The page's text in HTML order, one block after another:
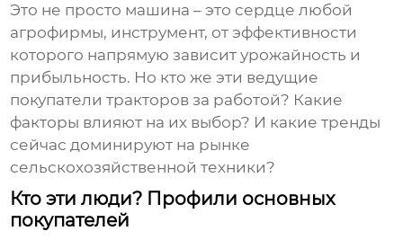
Это не просто машина – это сердце любой
агрофирмы, инструмент, от эффективности
которого напрямую зависит урожайность и
прибыльность. Но кто же эти ведущие
покупатели тракторов за работой? Какие
факторы влияют на их выбор? И какие тренды
сейчас доминируют на рынке
сельскохозяйственной техники?
Кто эти люди? Профили основных
покупателей